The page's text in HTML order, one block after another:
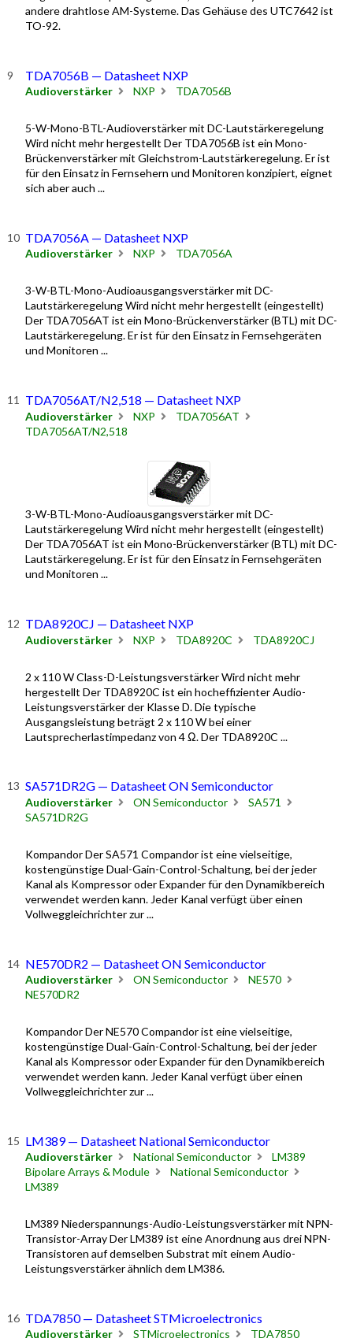
andere drahtlose AM-Systeme. Das Gehäuse des UTC7642 ist
TO-92.
TDA7056B — Datasheet NXP
Audioverstärker NXP TDA7056B
5-W-Mono-BTL-Audioverstärker mit DC-Lautstärkeregelung
Wird nicht mehr hergestellt Der TDA7056B ist ein Mono-
Brückenverstärker mit Gleichstrom-Lautstärkeregelung. Er ist
für den Einsatz in Fernsehern und Monitoren konzipiert, eignet
sich aber auch ...
TDA7056A — Datasheet NXP
Audioverstärker NXP TDA7056A
3-W-BTL-Mono-Audioausgangsverstärker mit DC-
Lautstärkeregelung Wird nicht mehr hergestellt (eingestellt)
Der TDA7056AT ist ein Mono-Brückenverstärker (BTL) mit DC-
Lautstärkeregelung. Er ist für den Einsatz in Fernsehgeräten
und Monitoren ...
TDA7056AT/N2,518 — Datasheet NXP
Audioverstärker NXP
TDA7056AT
TDA7056AT/N2,518
3-W-BTL-Mono-Audioausgangsverstärker mit DC-
Lautstärkeregelung Wird nicht mehr hergestellt (eingestellt)
Der TDA7056AT ist ein Mono-Brückenverstärker (BTL) mit DC-
Lautstärkeregelung. Er ist für den Einsatz in Fernsehgeräten
und Monitoren ...
TDA8920CJ — Datasheet NXP
Audioverstärker NXP TDA8920C TDA8920CJ
2 x 110 W Class-D-Leistungsverstärker Wird nicht mehr
hergestellt Der TDA8920C ist ein hocheffizienter Audio-
Leistungsverstärker der Klasse D. Die typische
Ausgangsleistung beträgt 2 x 110 W bei einer
Lautsprecherlastimpedanz von 4 Ω. Der TDA8920C ...
SA571DR2G — Datasheet ON Semiconductor
Audioverstärker ON Semiconductor
SA571
SA571DR2G
Kompandor Der SA571 Compandor ist eine vielseitige,
kostengünstige Dual-Gain-Control-Schaltung, bei der jeder
Kanal als Kompressor oder Expander für den Dynamikbereich
verwendet werden kann. Jeder Kanal verfügt über einen
Vollweggleichrichter zur ...
NE570DR2 — Datasheet ON Semiconductor
Audioverstärker ON Semiconductor
NE570
NE570DR2
Kompandor Der NE570 Compandor ist eine vielseitige,
kostengünstige Dual-Gain-Control-Schaltung, bei der jeder
Kanal als Kompressor oder Expander für den Dynamikbereich
verwendet werden kann. Jeder Kanal verfügt über einen
Vollweggleichrichter zur ...
LM389 — Datasheet National Semiconductor
Audioverstärker National Semiconductor
LM389
Bipolare Arrays & Module
National Semiconductor
LM389
LM389 Niederspannungs-Audio-Leistungsverstärker mit NPN-
Transistor-Array Der LM389 ist eine Anordnung aus drei NPN-
Transistoren auf demselben Substrat mit einem Audio-
Leistungsverstärker ähnlich dem LM386.
TDA7850 — Datasheet STMicroelectronics
Audioverstärker STMicroelectronics TDA7850